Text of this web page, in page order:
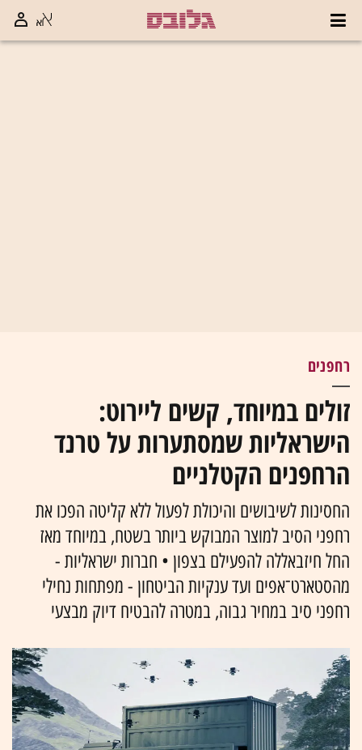
רחפנים
זולים במיוחד, קשים ליירוט:
הישראליות שמסתערות על טרנד
הרחפנים הקטלניים
החסינות לשיבושים והיכולת לפעול ללא קליטה הפכו את
רחפני הסיב למוצר המבוקש ביותר בשטח, במיוחד מאז
החל חיזבאללה להפעילם בצפון • חברות ישראליות -
מהסטארט־אפים ועד ענקיות הביטחון - מפתחות נחילי
רחפני סיב במחיר גבוה, במטרה להבטיח דיוק מבצעי